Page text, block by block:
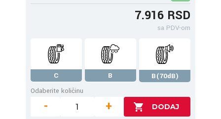
7.916 RSD
sa PDV-om
C B
B(70dB)
Odaberite količinu
- +